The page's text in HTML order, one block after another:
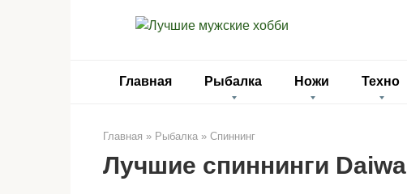
Главная Рыбалка Ножи Техно
Главная » Рыбалка » Спиннинг
Лучшие спиннинги Daiwa